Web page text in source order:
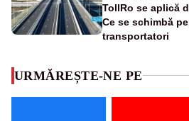
TollRo se aplică
Ce se schimbă
transportatori
URMĂREȘTE-NE PE